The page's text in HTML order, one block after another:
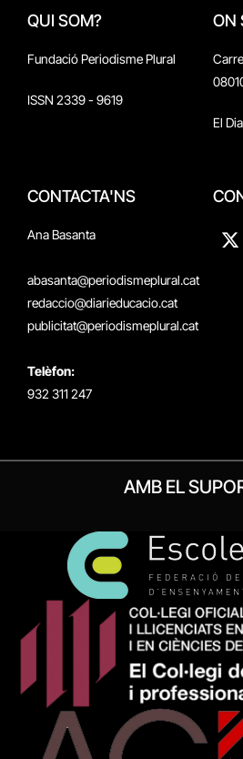
QUI SOM?
Fundació Periodisme Plural
ISSN 2339 - 9619
ON
El
CONTACTA'NS
Ana Basanta
abasanta@periodismeplural.cat
redaccio@diarieducacio.cat
publicitat@periodismeplural.cat
Telèfon:
932 311 247
X
AMB EL